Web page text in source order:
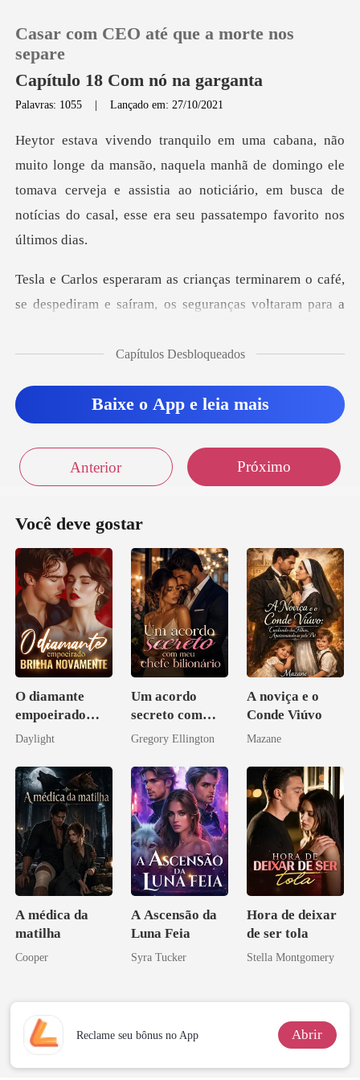
Loja
Histórico
Baixar App
Casar com CEO até que a morte nos
separe
Capítulo 18 Com nó na garganta
Palavras: 1055 |Lançado em: 27/10/2021
aquela manhã de domingo ele
tomava cerveja e assistia ao noticiário, em bus
inarem o café,
se despediram e saíram, os
Capítulos Desbloqueados
Baixe o App e leia mais
Anterior Próximo
Você deve gostar
O diamante
empoeirado
brilha
Daylight
Um acordo
secreto com
meu chefe
Gregory Ellington
A noviça e o
Conde Viúvo
Mazane
A médica da
matilha
Cooper
A Ascensão da
Luna Feia
Syra Tucker
Hora de deixar
de ser tola
Stella Montgomery
Reclame seu bônus no App Abrir